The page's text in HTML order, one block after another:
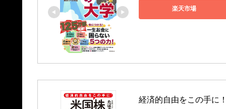
楽天市場
経済的自由をこの手に